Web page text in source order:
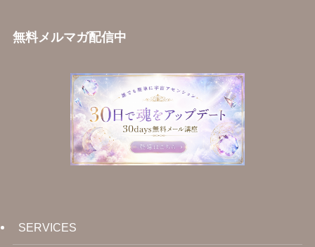
無料メルマガ配信中
SERVICES